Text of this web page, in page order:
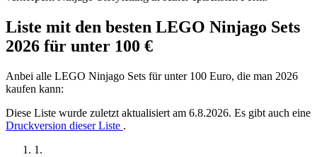
Liste mit den besten LEGO Ninjago Sets
2026 für unter 100 €
Anbei alle LEGO Ninjago Sets für unter 100 Euro, die man 2026
kaufen kann:
Diese Liste wurde zuletzt aktualisiert am 6.8.2026. Es gibt auch eine
Druckversion dieser Liste .